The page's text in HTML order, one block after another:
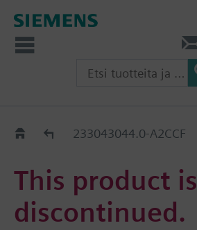
Old2New233043044.0-A2CCF
This product is
discontinued.